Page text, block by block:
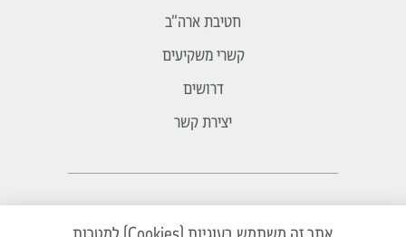
חטיבת ארה״ב
קשרי משקיעים
דרושים
יצירת קשר